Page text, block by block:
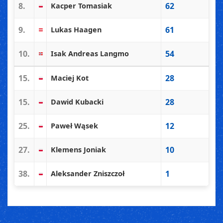
8. Kacper Tomasiak 62
9. Lukas Haagen 61
10. Isak Andreas Langmo 54
15. Maciej Kot 28
15. Dawid Kubacki 28
25. Paweł Wąsek 12
27. Klemens Joniak 10
38. Aleksander Zniszczoł 1